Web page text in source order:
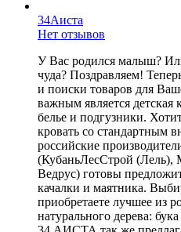
34Аиста
Нет отзывов
У Вас родился малыш?
чуда? Поздравляем!
и поиски товаров для
важным является детская
белье и подгузники.
кровать со стандартным
российские
(КубаньЛесСтрой
Ведрус) готовы
качалки и маятника.
приобретаете лучшее из
натурального дерева: